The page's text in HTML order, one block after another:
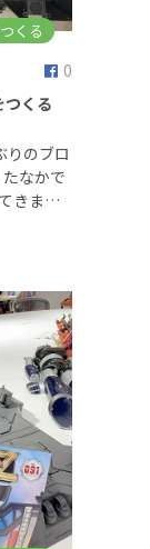
くる
0
つくる
りのブロ
なかで
きま…